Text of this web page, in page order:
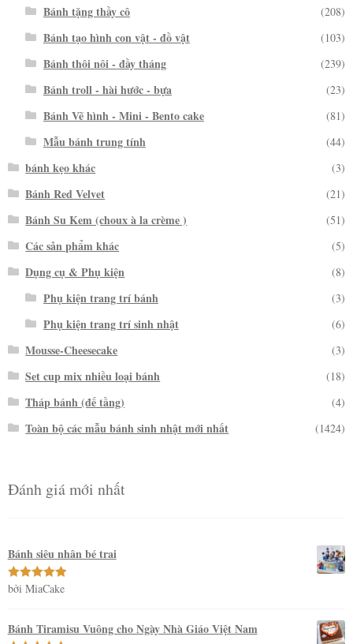
Bánh tặng thầy cô (208)
Bánh tạo hình con vật - đồ vật (103)
Bánh thôi nôi - đầy tháng (239)
Bánh troll - hài hước - bựa (23)
Bánh Vẽ hình - Mini - Bento cake (81)
Mẫu bánh trung tính (44)
bánh kẹo khác (3)
Bánh Red Velvet (21)
Bánh Su Kem (choux à la crème ) (51)
Các sản phẩm khác (5)
Dụng cụ & Phụ kiện (8)
Phụ kiện trang trí bánh (3)
Phụ kiện trang trí sinh nhật (6)
Mousse-Cheesecake (3)
Set cup mix nhiều loại bánh (18)
Tháp bánh (đế tầng) (4)
Toàn bộ các mẫu bánh sinh nhật mới nhất (1424)
Đánh giá mới nhất
Bánh siêu nhân bé trai
Được xếp
bởi MiaCake
Bánh Tiramisu Vuông cho Ngày Nhà Giáo Việt Nam